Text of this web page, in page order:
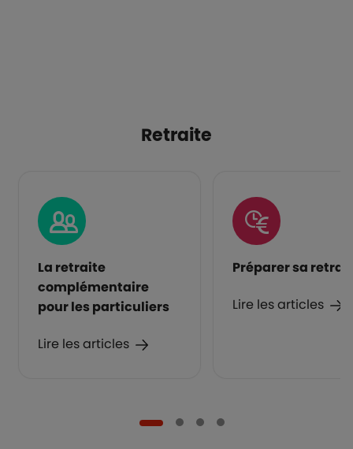
Retraite
La retraite
complémentaire
pour les particuliers
Lire les articles
Préparer sa
Lire les articles